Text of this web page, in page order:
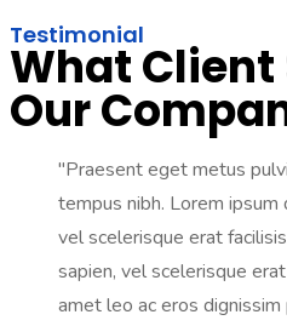
Testimonial
What Client
Our
"Praesent eget metus
tempus nibh. Lorem
vel scelerisque erat
sapien, vel scelerisque
amet leo ac eros